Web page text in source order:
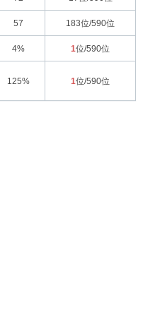
57 183位/590位
4% 1位/590位
125% 1位/590位